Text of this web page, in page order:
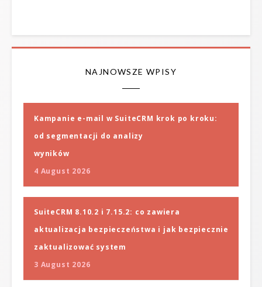
NAJNOWSZE WPISY
Kampanie e-mail w SuiteCRM krok po kroku:
od segmentacji do analizy
wyników
4 August 2026
SuiteCRM 8.10.2 i 7.15.2: co zawiera
aktualizacja bezpieczeństwa i jak bezpiecznie
zaktualizować system
3 August 2026